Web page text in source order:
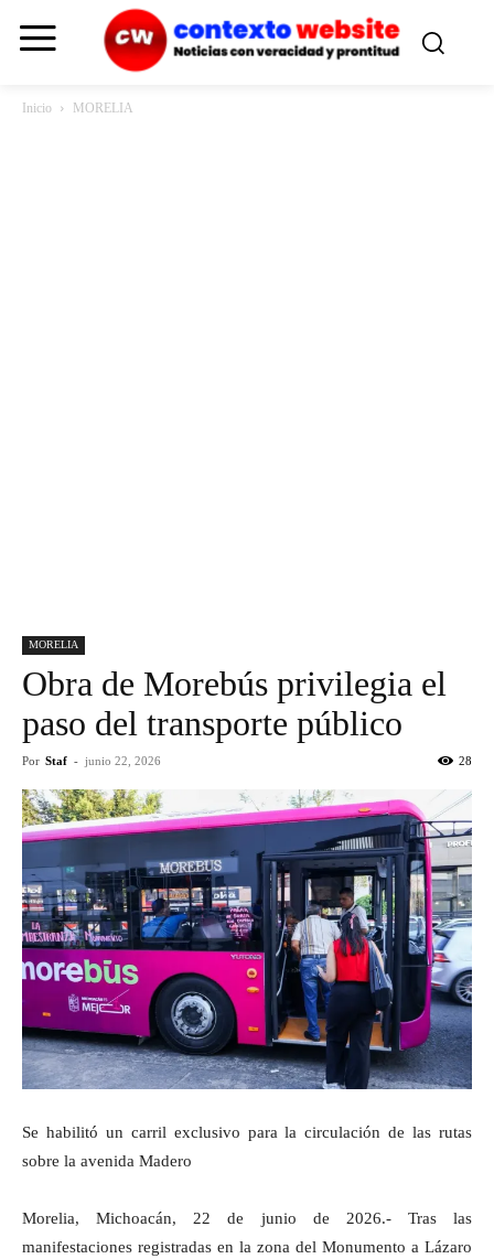
Inicio MORELIA
MORELIA
Obra de Morebús privilegia el
paso del transporte público
Por Staf - junio 22, 2026 28
Se habilitó un carril exclusivo para la circulación de las rutas
sobre la avenida Madero
Morelia, Michoacán, 22 de junio de 2026.- Tras las
manifestaciones registradas en la zona del Monumento a Lázaro